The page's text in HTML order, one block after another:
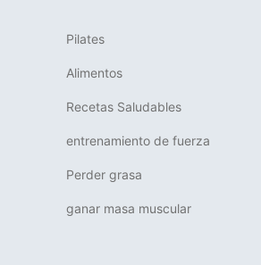
Pilates
Alimentos
Recetas Saludables
entrenamiento de fuerza
Perder grasa
ganar masa muscular